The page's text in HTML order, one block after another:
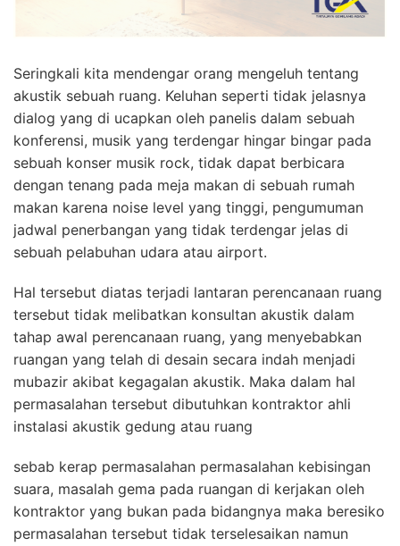
Seringkali kita mendengar orang mengeluh tentang
akustik sebuah ruang. Keluhan seperti tidak jelasnya
dialog yang di ucapkan oleh panelis dalam sebuah
konferensi, musik yang terdengar hingar bingar pada
sebuah konser musik rock, tidak dapat berbicara
dengan tenang pada meja makan di sebuah rumah
makan karena noise level yang tinggi, pengumuman
jadwal penerbangan yang tidak terdengar jelas di
sebuah pelabuhan udara atau airport.
Hal tersebut diatas terjadi lantaran perencanaan ruang
tersebut tidak melibatkan konsultan akustik dalam
tahap awal perencanaan ruang, yang menyebabkan
ruangan yang telah di desain secara indah menjadi
mubazir akibat kegagalan akustik. Maka dalam hal
permasalahan tersebut dibutuhkan kontraktor ahli
instalasi akustik gedung atau ruang
sebab kerap permasalahan permasalahan kebisingan
suara, masalah gema pada ruangan di kerjakan oleh
kontraktor yang bukan pada bidangnya maka beresiko
permasalahan tersebut tidak terselesaikan namun